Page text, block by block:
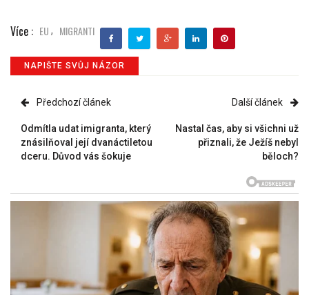
Více : EU , MIGRANTI
NAPIŠTE SVŮJ NÁZOR
Předchozí článek
Odmítla udat imigranta, který
znásilňoval její dvanáctiletou
dceru. Důvod vás šokuje
Další článek
Nastal čas, aby si všichni už
přiznali, že Ježíš nebyl
běloch?